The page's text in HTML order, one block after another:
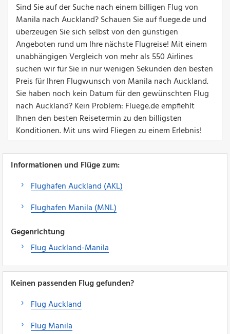
Sind Sie auf der Suche nach einem billigen Flug von
Manila nach Auckland? Schauen Sie auf fluege.de und
überzeugen Sie sich selbst von den günstigen
Angeboten rund um Ihre nächste Flugreise! Mit einem
unabhängigen Vergleich von mehr als 550 Airlines
suchen wir für Sie in nur wenigen Sekunden den besten
Preis für Ihren Flugwunsch von Manila nach Auckland.
Sie haben noch kein Datum für den gewünschten Flug
nach Auckland? Kein Problem: Fluege.de empfiehlt
Ihnen den besten Reisetermin zu den billigsten
Konditionen. Mit uns wird Fliegen zu einem Erlebnis!
Informationen und Flüge zum:
Flughafen Auckland (AKL)
Flughafen Manila (MNL)
Gegenrichtung
Flug Auckland-Manila
Keinen passenden Flug gefunden?
Flug Auckland
Flug Manila